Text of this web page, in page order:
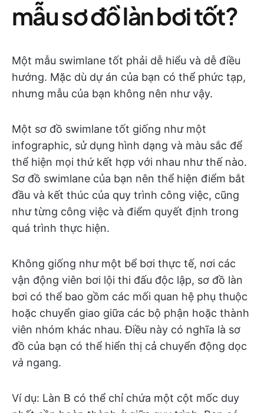
mẫu sơ đồ làn bơi tốt?
Một mẫu swimlane tốt phải dễ hiểu và dễ điều
hướng. Mặc dù dự án của bạn có thể phức tạp,
nhưng mẫu của bạn không nên như vậy.
Một sơ đồ swimlane tốt giống như một
infographic, sử dụng hình dạng và màu sắc để
thể hiện mọi thứ kết hợp với nhau như thế nào.
Sơ đồ swimlane của bạn nên thể hiện điểm bắt
đầu và kết thúc của quy trình công việc, cũng
như từng công việc và điểm quyết định trong
quá trình thực hiện.
Không giống như một bể bơi thực tế, nơi các
vận động viên bơi lội thi đấu độc lập, sơ đồ làn
bơi có thể bao gồm các mối quan hệ phụ thuộc
hoặc chuyển giao giữa các bộ phận hoặc thành
viên nhóm khác nhau. Điều này có nghĩa là sơ
đồ của bạn có thể hiển thị cả chuyển động dọc
và ngang.
Ví dụ: Làn B có thể chỉ chứa một cột mốc duy